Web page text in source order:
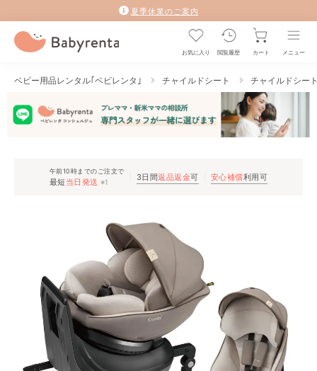
夏季休業のご案内
お気に入り 閲覧履歴 カート メニュー
ベビー用品レンタル｢ベビレンタ｣ チャイルドシート チャイルドシー
午前10時までのご注文で
最短 当日発送 ※1 3日間返品返金可 安心補償利用可